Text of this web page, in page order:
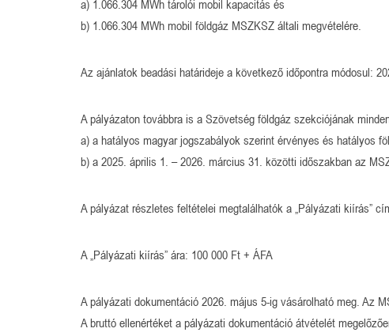
a) 1.066.304 MWh tárolói mobil kapacitás és
b) 1.066.304 MWh mobil földgáz MSZKSZ általi megvételére.
Az ajánlatok beadási határideje a következő időpontra módosul:
A pályázaton továbbra is a Szövetség földgáz szekciójának
a) a hatályos magyar jogszabályok szerint érvényes és hatályos
b) a 2025. április 1. – 2026. március 31. közötti időszakban az
A pályázat részletes feltételei megtalálhatók a „Pályázati kiírás”
A „Pályázati kiírás” ára: 100 000 Ft + ÁFA
A pályázati dokumentáció 2026. május 5-ig vásárolható meg. Az
A bruttó ellenértéket a pályázati dokumentáció átvételét